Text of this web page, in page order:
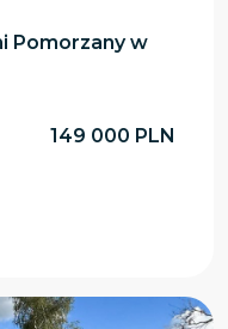
Pomorzany w
149 000 PLN